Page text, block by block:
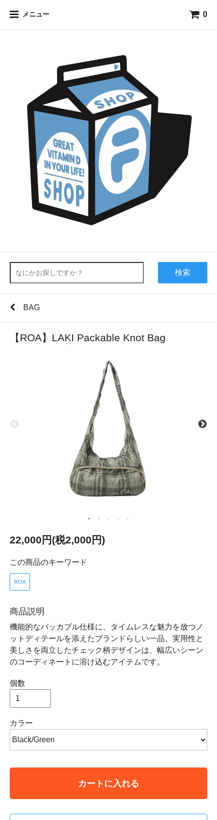
メニュー 0
検索
BAG
【ROA】LAKI Packable Knot Bag
22,000円(税2,000円)
この商品のキーワード
ROA
商品説明
機能的なパッカブル仕様に、タイムレスな魅力を放つノ
ットディテールを添えたブランドらしい一品。実用性と
美しさを両立したチェック柄デザインは、幅広いシーン
のコーディネートに溶け込むアイテムです。
個数
カラー
カートに入れる